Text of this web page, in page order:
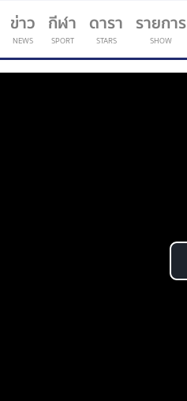
ข่าว
NEWS
กีฬา
SPORT
(current)
ดารา
STARS
รายการ
SHOW